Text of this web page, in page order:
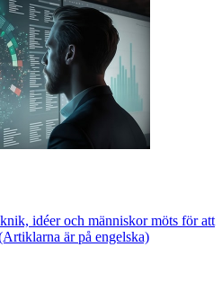
idéer och människor möts för att
är på engelska)